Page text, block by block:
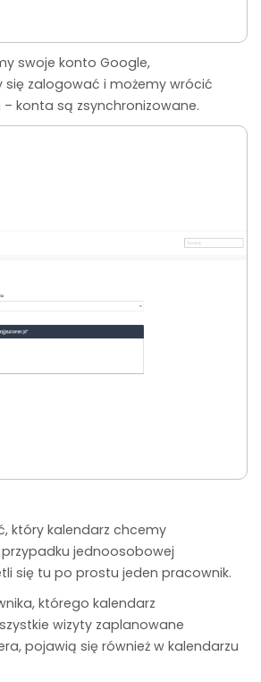
swoje konto Google,
zalogować i możemy wrócić
konta są zsynchronizowane.
który kalendarz chcemy
dku jednoosobowej
się tu po prostu jeden pracownik.
którego kalendarz
wizyty zaplanowane
pojawią się również w kalendarzu